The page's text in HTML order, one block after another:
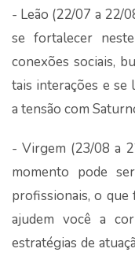
- Leão (22/07 a 22/
se fortalecer
conexões sociais,
tais interações e se
a tensão com
- Virgem (23/08 a
momento pode
profissionais, o que
ajudem você a
estratégias de